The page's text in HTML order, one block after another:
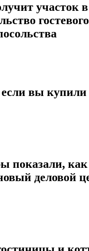
участок
гостевого
если вы купили
показали, как
деловой